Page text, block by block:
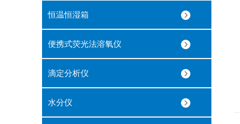
恒温恒湿箱
便携式荧光法溶氧仪
滴定分析仪
水分仪